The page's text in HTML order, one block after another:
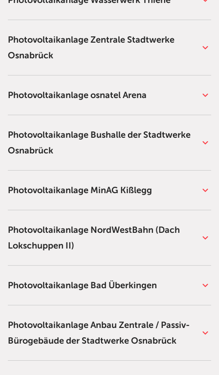
Photovoltaikanlage Zentrale Stadtwerke
Osnabrück
Photovoltaikanlage osnatel Arena
Photovoltaikanlage Bushalle der Stadtwerke
Osnabrück
Photovoltaikanlage MinAG Kißlegg
Photovoltaikanlage NordWestBahn (Dach
Lokschuppen II)
Photovoltaikanlage Bad Überkingen
Photovoltaikanlage Anbau Zentrale / Passiv-
Bürogebäude der Stadtwerke Osnabrück